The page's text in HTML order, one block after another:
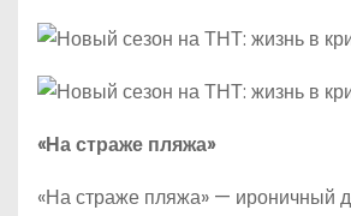
«На страже пляжа»
«На страже пляжа» — ироничный